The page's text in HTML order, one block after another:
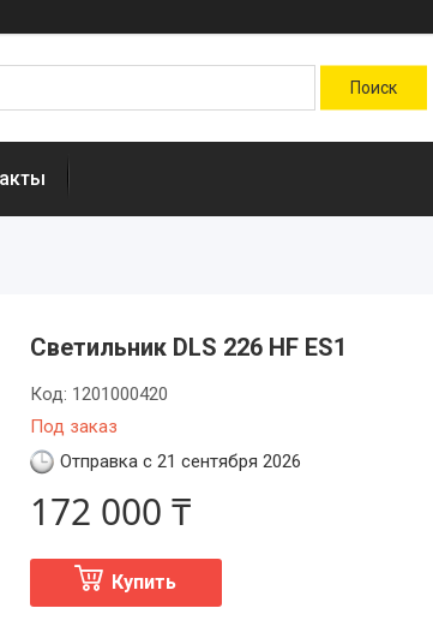
Светильник DLS 226 HF ES1
Под заказ
Код: 1201000420
Отправка с 21 сентября 2026
172 000 ₸
Купить